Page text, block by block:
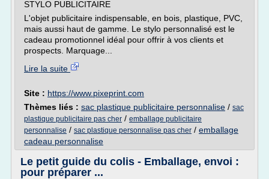
STYLO PUBLICITAIRE
L'objet publicitaire indispensable, en bois, plastique, PVC,
mais aussi haut de gamme. Le stylo personnalisé est le
cadeau promotionnel idéal pour offrir à vos clients et
prospects. Marquage...
Lire la suite
Site : https://www.pixeprint.com
Thèmes liés : sac plastique publicitaire personnalise / sac
plastique publicitaire pas cher / emballage publicitaire
personnalise / sac plastique personnalise pas cher / emballage
cadeau personnalise
Le petit guide du colis - Emballage, envoi :
pour préparer ...